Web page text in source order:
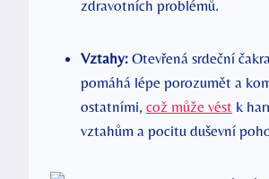
zdravotních problémů.
Vztahy: Otevřená srdeční
pomáhá lépe porozumět a
ostatními, což může vést k
vztahům a pocitu duševní